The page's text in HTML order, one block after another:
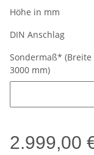
Höhe in mm
DIN Anschlag
Sondermaß* (Breite
3000 mm)
2.999,00